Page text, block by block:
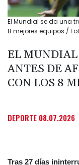
El Mundial se da una
8 mejores equipos /
EL MUNDIAL
ANTES DE
CON LOS 8
DEPORTE 08.07.2026
Tras 27 días